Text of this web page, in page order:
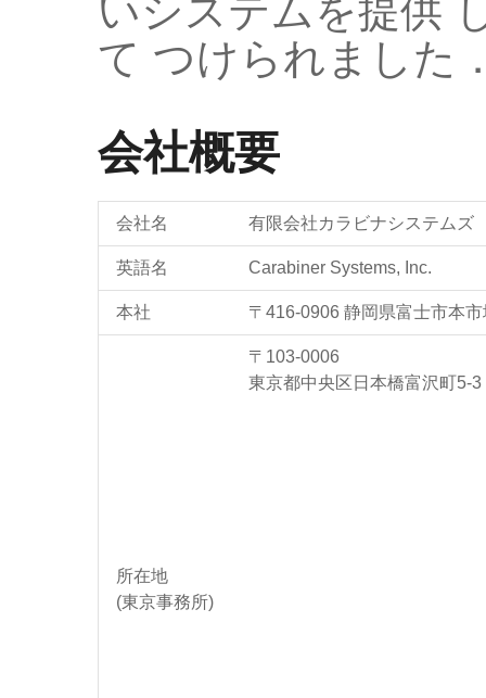
いシステムを提供
て つけられました
会社概要
会社名 有限会社カラビナシステムズ
英語名 Carabiner Systems, Inc.
本社 〒416-0906 静岡県富士市本
所在地
(東京事務所)
〒103-0006
東京都中央区日本橋富沢町5-